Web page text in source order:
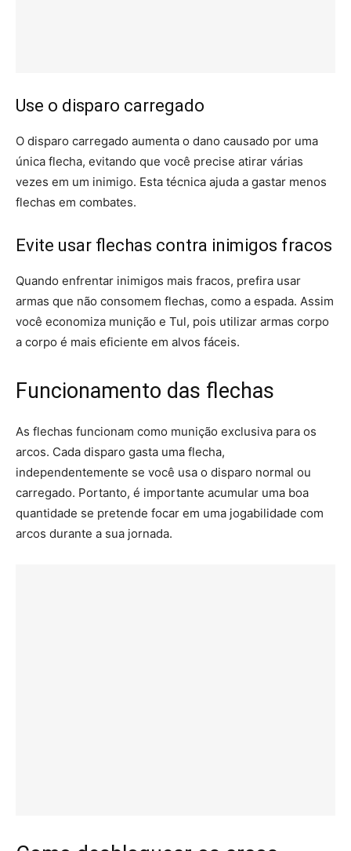
Use o disparo carregado
O disparo carregado aumenta o dano causado por uma
única flecha, evitando que você precise atirar várias
vezes em um inimigo. Esta técnica ajuda a gastar menos
flechas em combates.
Evite usar flechas contra inimigos fracos
Quando enfrentar inimigos mais fracos, prefira usar
armas que não consomem flechas, como a espada. Assim
você economiza munição e Tul, pois utilizar armas corpo
a corpo é mais eficiente em alvos fáceis.
Funcionamento das flechas
As flechas funcionam como munição exclusiva para os
arcos. Cada disparo gasta uma flecha,
independentemente se você usa o disparo normal ou
carregado. Portanto, é importante acumular uma boa
quantidade se pretende focar em uma jogabilidade com
arcos durante a sua jornada.